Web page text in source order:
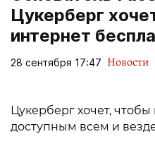
Цукерберг
интернет
28 сентября 17:47 Новости
Цукерберг хочет, чтобы
доступным всем и